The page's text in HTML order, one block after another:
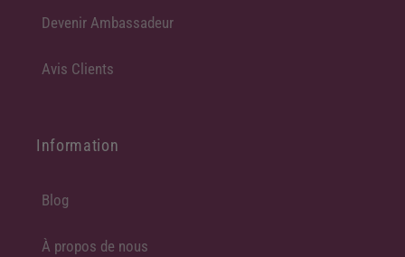
Devenir Ambassadeur
Avis Clients
Information
Blog
À propos de nous